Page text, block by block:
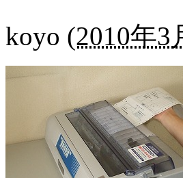
koyo (2010年3